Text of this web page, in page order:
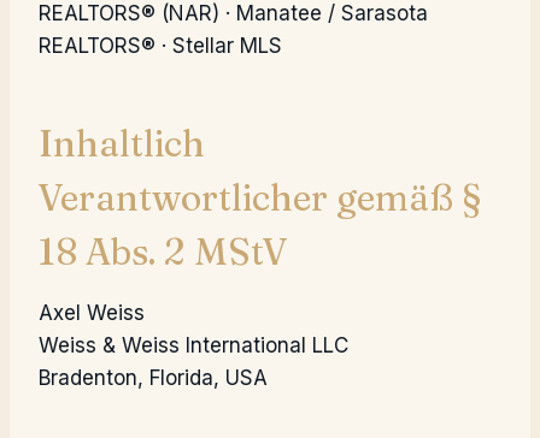
REALTORS® (NAR) · Manatee / Sarasota
REALTORS® · Stellar MLS
Inhaltlich
Verantwortlicher gemäß §
18 Abs. 2 MStV
Axel Weiss
Weiss & Weiss International LLC
Bradenton, Florida, USA